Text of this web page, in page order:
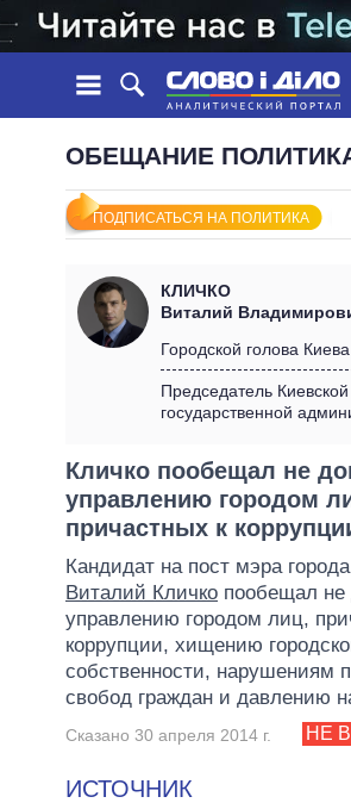
НОВОСТИ
ЛЕНТА
СОБЫТИЯ
СТАТЬИ
МНЕНИЯ
ОБЗОРЫ
ДАЙДЖЕСТЫ
МИР
ОБЕЩАНИЯ
ВСЕ ПОЛИТИКИ
ПРЕЗИДЕНТ И ОФИС
КАБИНЕТ МИНИСТРОВ
МЭРЫ
ВСЕ ПЕРСОНЫ
ИНФОГРАФИКА
ВИДЕО
ПОДДЕРЖАТЬ
СРАВНЕНИЕ
ОБЕЩАНИЕ
ПОДПИСАТЬСЯ НА ПОЛИТИКА
КЛИЧКО
Виталий
Городской голова Киева
Председатель Киевской
государственной
Кличко пообещал не
управлению городом
причастных к
Кандидат на пост мэра
Виталий Кличко пообещал не
управлению городом лиц,
коррупции, хищению
собственности, нарушениям
свобод граждан и давлению
НЕ
Сказано 30 апреля 2014 г.
ИСТОЧНИК